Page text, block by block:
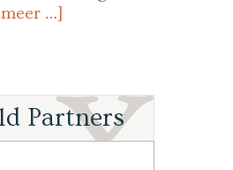
meer …]
Partners